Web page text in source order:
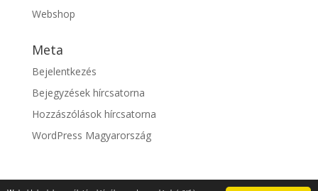
Webshop
Meta
Bejelentkezés
Bejegyzések hírcsatorna
Hozzászólások hírcsatorna
WordPress Magyarország